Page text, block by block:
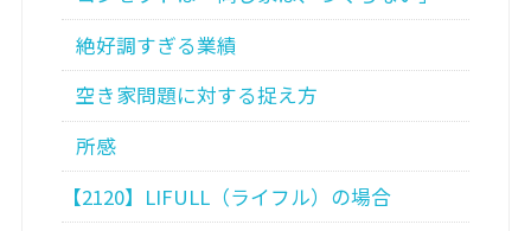
絶好調すぎる業績
空き家問題に対する捉え方
所感
【2120】LIFULL（ライフル）の場合